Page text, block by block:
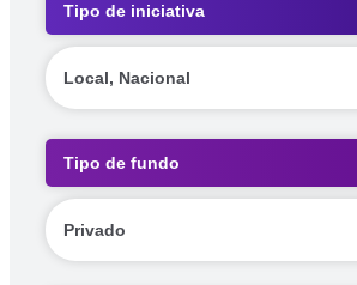
Tipo de iniciativa
Local, Nacional
Tipo de fundo
Privado